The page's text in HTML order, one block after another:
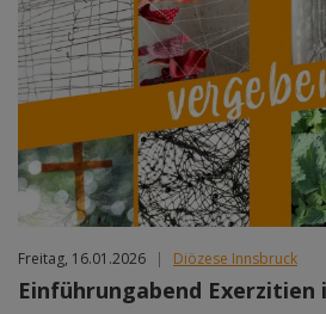
Freitag, 16.01.2026 | Diözese Innsbruck
Einführungabend Exerzitien